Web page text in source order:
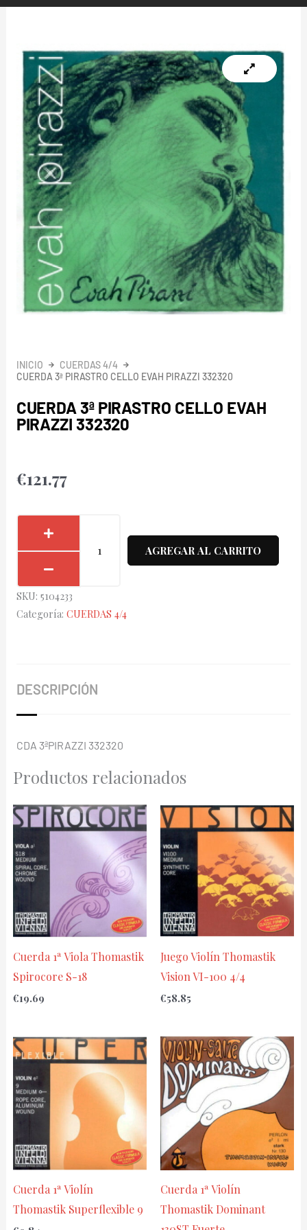
INICIO
CUERDAS 4/4
CUERDA 3ª PIRASTRO CELLO EVAH PIRAZZI 332320
CUERDA 3ª PIRASTRO CELLO EVAH
PIRAZZI 332320
€121.77
Pirazzi
AGREGAR AL CARRITO
SKU: 5104233
Categoría: CUERDAS 4/4
DESCRIPCIÓN
CDA 3ªPIRAZZI 332320
Productos relacionados
Cuerda 1ª Viola Thomastik
Spirocore S-18
€19.69
Juego Violín Thomastik
Vision VI-100 4/4
€58.85
Cuerda 1ª Violín
Thomastik Superflexible 9
Cuerda 1ª Violín
Thomastik Dominant